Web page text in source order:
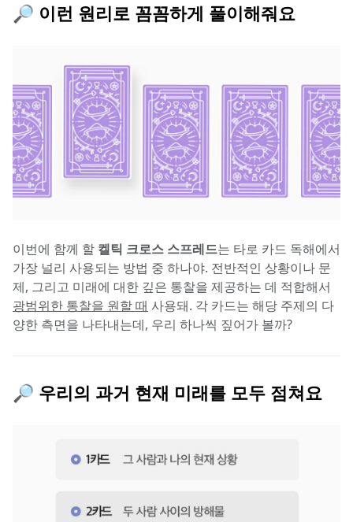
🔎 이런 원리로 꼼꼼하게 풀이해줘요
이번에 함께 할 켈틱 크로스 스프레드는 타로 카드 독해에서
가장 널리 사용되는 방법 중 하나야. 전반적인 상황이나 문
광범위한 통찰을 원할 때 사용돼. 각 카드는 해당 주제의 다
양한 측면을 나타내는데, 우리 하나씩 짚어가 볼까?
🔎 우리의 과거 현재 미래를 모두 점쳐요